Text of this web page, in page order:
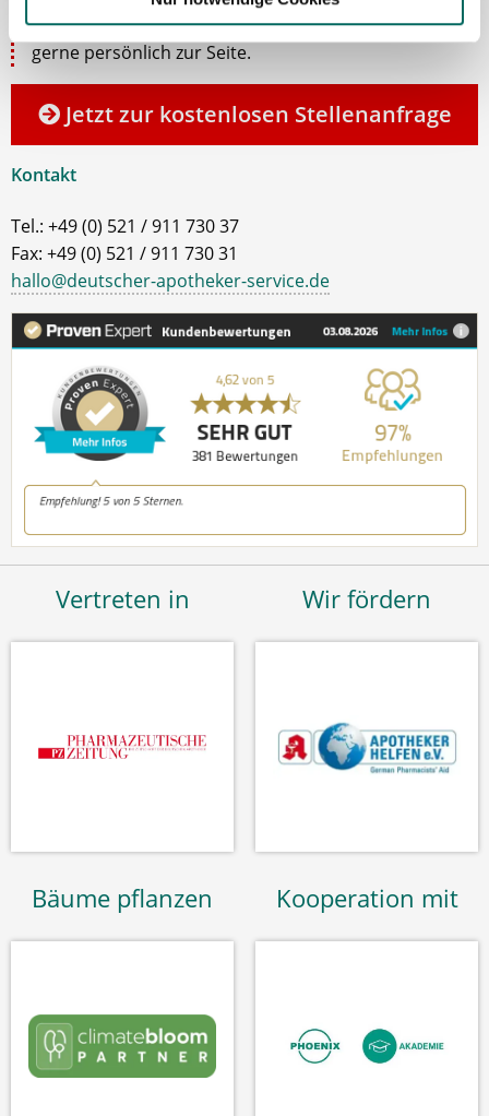
Team erweitern können. Bei Fragen stehe ich Ihnen
gerne persönlich zur Seite.
Jetzt zur kostenlosen Stellenanfrage
Kontakt
Tel.: +49 (0) 521 / 911 730 37
Fax: +49 (0) 521 / 911 730 31
hallo@deutscher-apotheker-service.de
Vertreten in Wir fördern
Bäume pflanzen Kooperation mit